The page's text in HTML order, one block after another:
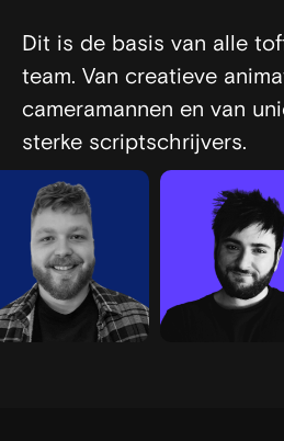
Dit is de basis van alle
team. Van creatieve
cameramannen en van
sterke scriptschrijvers.